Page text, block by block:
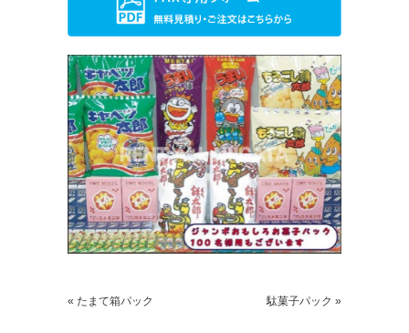
« たまて箱パック 駄菓子パック »